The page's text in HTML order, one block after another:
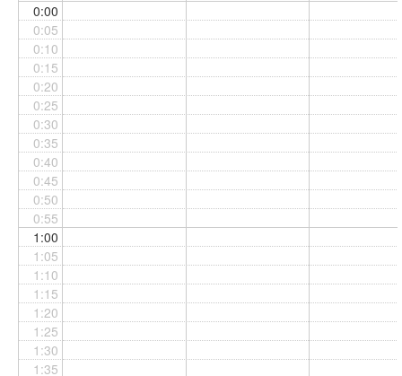
0:00
0:05
0:10
0:15
0:20
0:25
0:30
0:35
0:40
0:45
0:50
0:55
1:00
1:05
1:10
1:15
1:20
1:25
1:30
1:35